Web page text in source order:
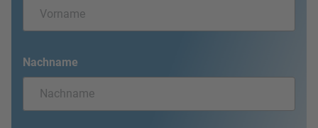
Nachname